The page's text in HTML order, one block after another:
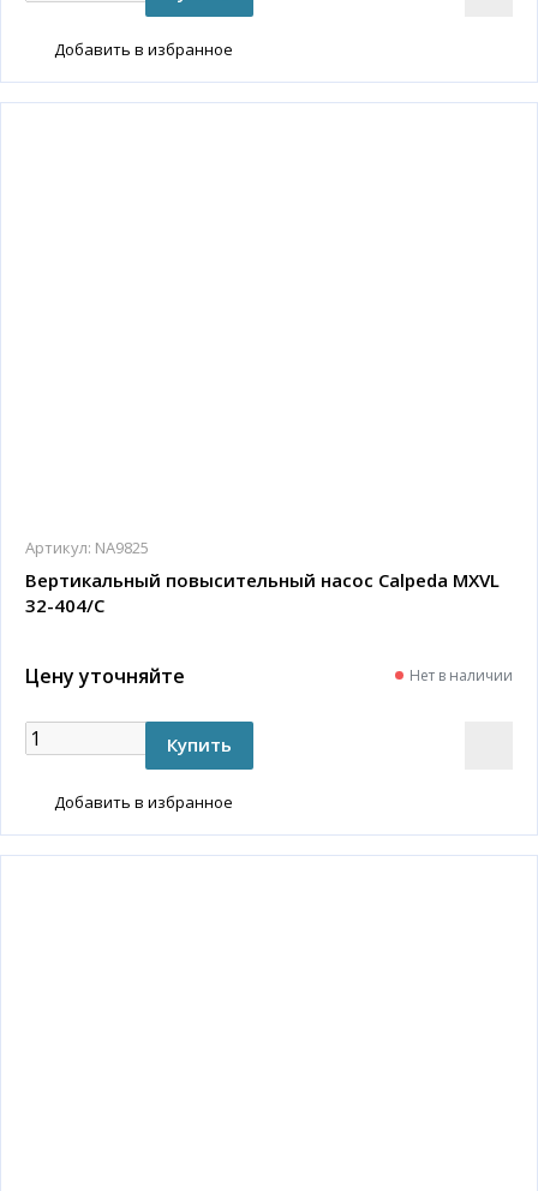
Добавить в избранное
Артикул: NA9825
Вертикальный повысительный насос Calpeda MXVL
32-404/C
Цену уточняйте Нет в наличии
Добавить в избранное